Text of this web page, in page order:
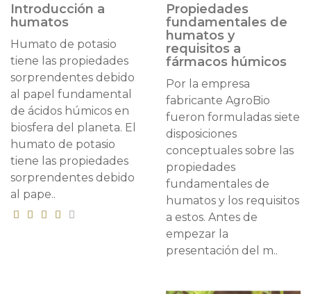
Introducción a
humatos
Humato de potasio
tiene las propiedades
sorprendentes debido
al papel fundamental
de ácidos húmicos en
biosfera del planeta. El
humato de potasio
tiene las propiedades
sorprendentes debido
al pape..
Propiedades
fundamentales de
humatos y
requisitos a
fármacos húmicos
Por la empresa
fabricante AgroBio
fueron formuladas siete
disposiciones
conceptuales sobre las
propiedades
fundamentales de
humatos y los requisitos
a estos. Antes de
empezar la
presentación del m..